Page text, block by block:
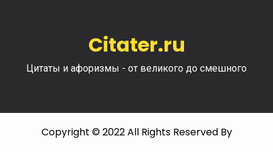
Citater.ru
Цитаты и афоризмы - от великого до смешного
Copyright © 2022 All Rights Reserved By